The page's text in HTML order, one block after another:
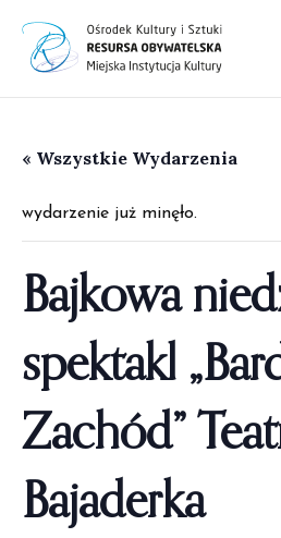
« Wszystkie Wydarzenia
wydarzenie już minęło.
Bajkowa
spektakl
Zachód”
Bajaderka